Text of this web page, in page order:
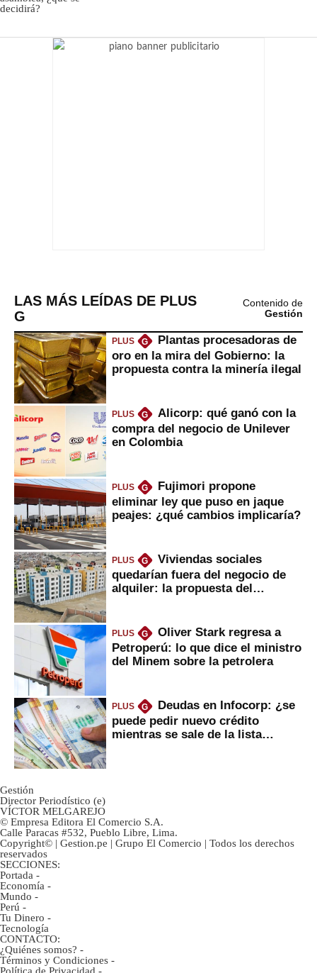
LAS MÁS LEÍDAS DE PLUS
G
Contenido de
Gestión
PLUS G
Plantas procesadoras de
oro en la mira del Gobierno: la
propuesta contra la minería ilegal
PLUS G
Alicorp: qué ganó con la
compra del negocio de Unilever
en Colombia
PLUS G
Fujimori propone
eliminar ley que puso en jaque
peajes: ¿qué cambios implicaría?
PLUS G
Viviendas sociales
quedarían fuera del negocio de
alquiler: la propuesta del
PLUS G
Oliver Stark regresa a
Petroperú: lo que dice el ministro
del Minem sobre la petrolera
PLUS G
Deudas en Infocorp: ¿se
puede pedir nuevo crédito
mientras se sale de la lista
Gestión
Director Periodístico (e)
VÍCTOR MELGAREJO
© Empresa Editora El Comercio S.A.
Calle Paracas #532, Pueblo Libre, Lima.
Copyright© | Gestion.pe | Grupo El Comercio | Todos los derechos
reservados
SECCIONES:
Portada -
Economía -
Mundo -
Perú -
Tu Dinero -
Tecnología
CONTACTO:
¿Quiénes somos? -
Términos y Condiciones -